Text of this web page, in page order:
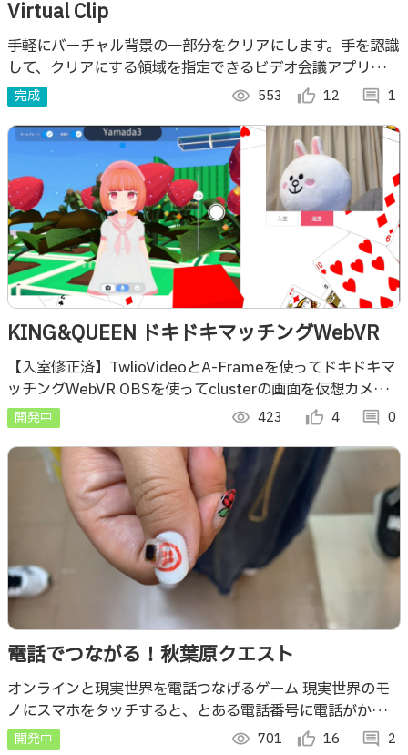
Virtual Clip
手軽にバーチャル背景の一部分をクリアにします。手を認識
して、クリアにする領域を指定できるビデオ会議アプリで
す。
完成 visibility 553 thumb_up_alt 12 comment 1
KING&QUEEN ドキドキマッチングWebVR
【入室修正済】TwlioVideoとA-Frameを使ってドキドキマ
ッチングWebVR OBSを使ってclusterの画面を仮想カメラ
に出力。（Firefoxだとtwilioは仮想カメラを選択可能）
開発中 visibility 423 thumb_up_alt 4 comment 0
電話でつながる！秋葉原クエスト
オンラインと現実世界を電話つなげるゲーム 現実世界のモ
ノにスマホをタッチすると、とある電話番号に電話がかか
る。その先はオンライン世界と繋がっていて、入手したヒン
開発中 visibility 701 thumb_up_alt 16 comment 2